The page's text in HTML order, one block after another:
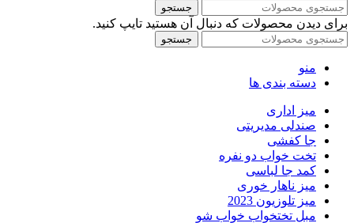
جستجو
برای دیدن محصولات که دنبال آن هستید تایپ کنید.
جستجو
منو
دسته بندی ها
میز اداری
صندلی مدیریتی
جا کفشی
تخت خواب دو نفره
کمد جا لباسی
میز ناهار خوری
میز تلوزیون 2023
مبل تختخواب خواب شو